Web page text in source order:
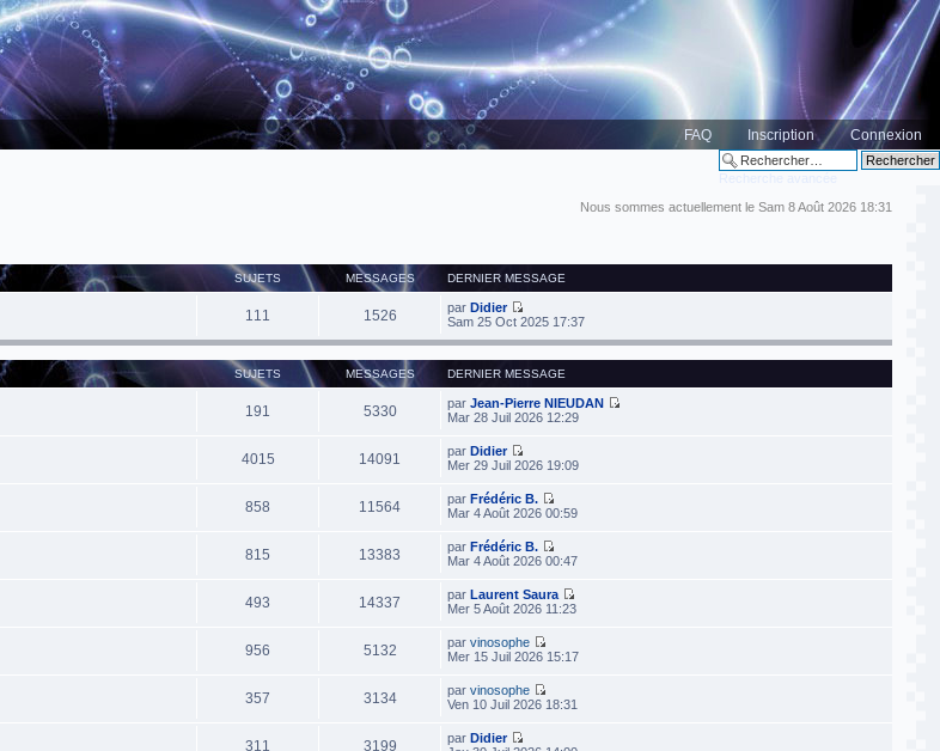
FAQ Inscription Connexion
Recherche avancée
Nous sommes actuellement le Sam 8 Août 2026 18:31
SUJETS MESSAGES DERNIER MESSAGE
111 1526 parDidier
Sam 25 Oct 2025 17:37
SUJETS MESSAGES DERNIER MESSAGE
191 5330 parJean-Pierre NIEUDAN
Mar 28 Juil 2026 12:29
4015 14091 parDidier
Mer 29 Juil 2026 19:09
858 11564 parFrédéric B.
Mar 4 Août 2026 00:59
815 13383 parFrédéric B.
Mar 4 Août 2026 00:47
493 14337 parLaurent Saura
Mer 5 Août 2026 11:23
956 5132 parvinosophe
Mer 15 Juil 2026 15:17
357 3134 parvinosophe
Ven 10 Juil 2026 18:31
311 3199 parDidier